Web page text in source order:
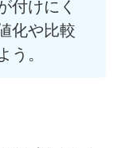
付けにく
化や比較
う。